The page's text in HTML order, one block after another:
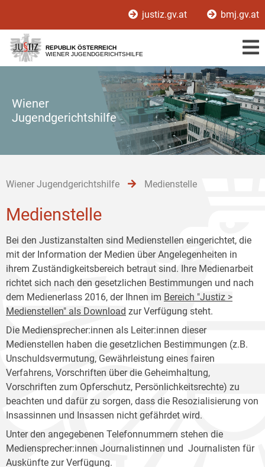
[1]
[2]
[3]
justiz.gv.at bmj.gv.at
REPUBLIK ÖSTERREICH
WIENER JUGENDGERICHTSHILFE
Wiener
Jugendgerichtshilfe
Wiener Jugendgerichtshilfe Medienstelle
Medienstelle
Bei den Justizanstalten sind Medienstellen eingerichtet, die
mit der Information der Medien über Angelegenheiten in
ihrem Zuständigkeitsbereich betraut sind. Ihre Medienarbeit
richtet sich nach den gesetzlichen Bestimmungen und nach
dem Medienerlass 2016, der Ihnen im Bereich "Justiz >
Medienstellen" als Download zur Verfügung steht.
Die Mediensprecher:innen als Leiter:innen dieser
Medienstellen haben die gesetzlichen Bestimmungen (z.B.
Unschuldsvermutung, Gewährleistung eines fairen
Verfahrens, Vorschriften über die Geheimhaltung,
Vorschriften zum Opferschutz, Persönlichkeitsrechte) zu
beachten und dafür zu sorgen, dass die Resozialisierung von
Insassinnen und Insassen nicht gefährdet wird.
Unter den angegebenen Telefonnummern stehen die
Mediensprecher:innen Journalistinnen und Journalisten für
Auskünfte zur Verfügung.